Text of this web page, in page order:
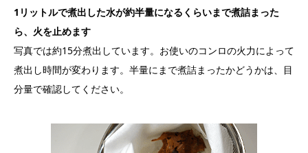
1リットルで煮出した水が約半量になるくらいまで煮詰まった
ら、火を止めます
写真では約15分煮出しています。お使いのコンロの火力によって
煮出し時間が変わります。半量にまで煮詰まったかどうかは、目
分量で確認してください。